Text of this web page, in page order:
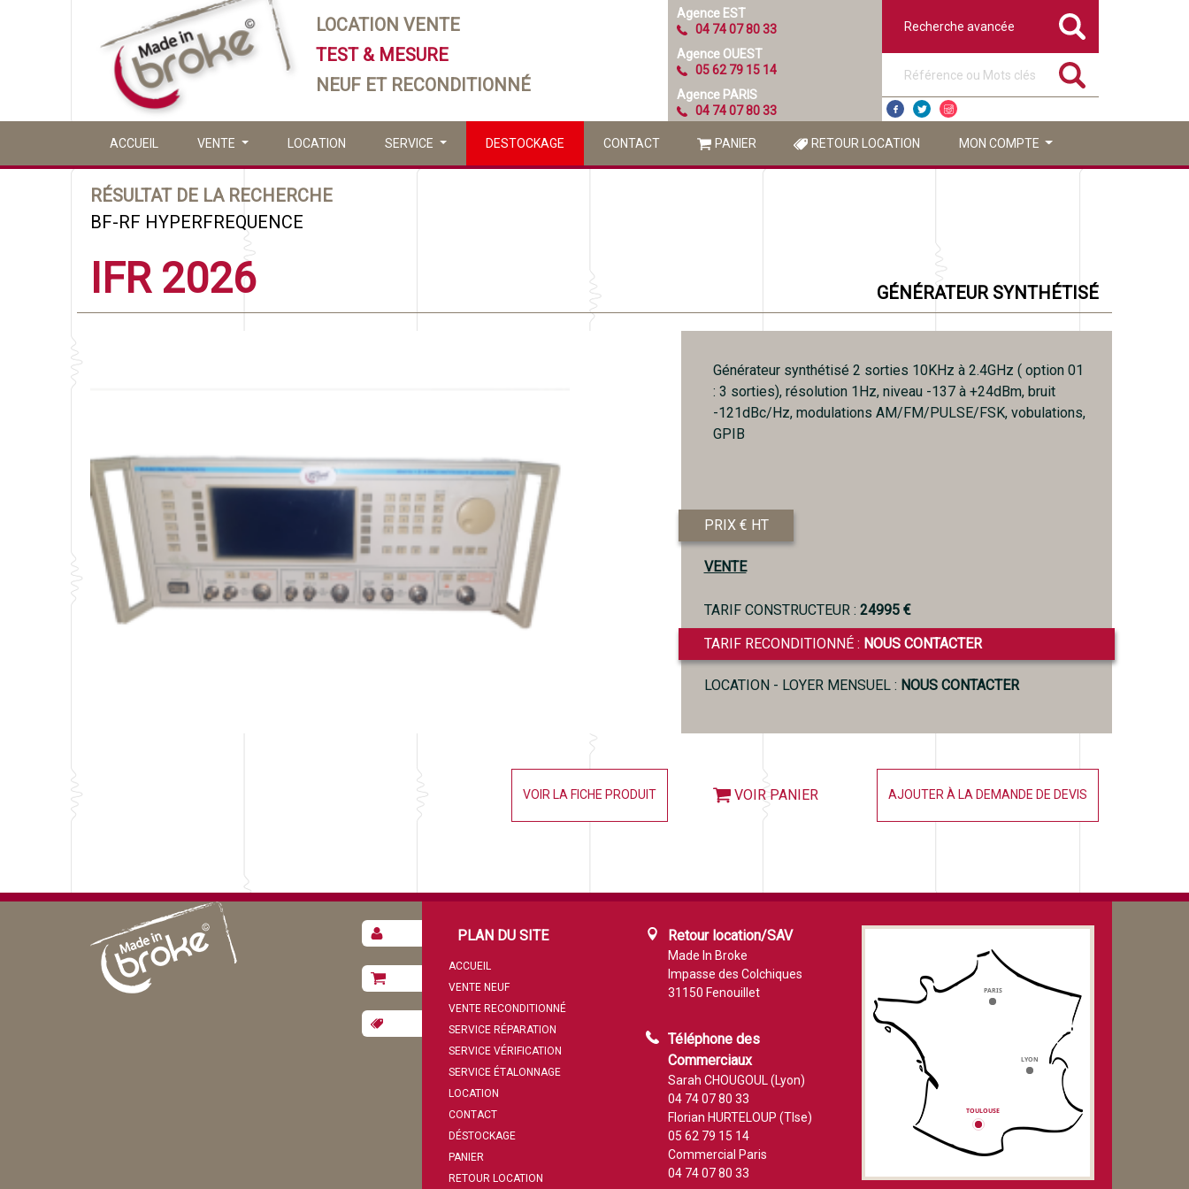
LOCATION VENTE
TEST & MESURE
NEUF ET RECONDITIONNÉ
Agence EST
04 74 07 80 33
Agence OUEST
05 62 79 15 14
Agence PARIS
04 74 07 80 33
Recherche avancée
ACCUEIL VENTE LOCATION SERVICE DESTOCKAGE CONTACT PANIER RETOUR LOCATION MON COMPTE
RÉSULTAT DE LA RECHERCHE
BF-RF HYPERFREQUENCE
IFR 2026 GÉNÉRATEUR SYNTHÉTISÉ
Générateur synthétisé 2 sorties 10KHz à 2.4GHz ( option 01
: 3 sorties), résolution 1Hz, niveau -137 à +24dBm, bruit
-121dBc/Hz, modulations AM/FM/PULSE/FSK, vobulations,
GPIB
PRIX € HT
VENTE
TARIF CONSTRUCTEUR : 24995 €
TARIF RECONDITIONNÉ : NOUS CONTACTER
LOCATION - LOYER MENSUEL : NOUS CONTACTER
VOIR LA FICHE PRODUIT VOIR PANIER AJOUTER À LA DEMANDE DE DEVIS
PLAN DU SITE
ACCUEIL
VENTE NEUF
VENTE RECONDITIONNÉ
SERVICE RÉPARATION
SERVICE VÉRIFICATION
SERVICE ÉTALONNAGE
LOCATION
CONTACT
DÉSTOCKAGE
PANIER
RETOUR LOCATION
Retour location/SAV
Made In Broke
Impasse des Colchiques
31150 Fenouillet
Téléphone des
Commerciaux
Sarah CHOUGOUL (Lyon)
04 74 07 80 33
Florian HURTELOUP (Tlse)
05 62 79 15 14
Commercial Paris
04 74 07 80 33